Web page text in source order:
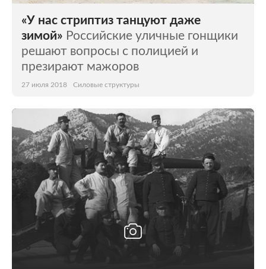
«У нас стриптиз танцуют даже
зимой» Российские уличные гонщики
решают вопросы с полицией и
презирают мажоров
27 июля 2018 Силовые структуры